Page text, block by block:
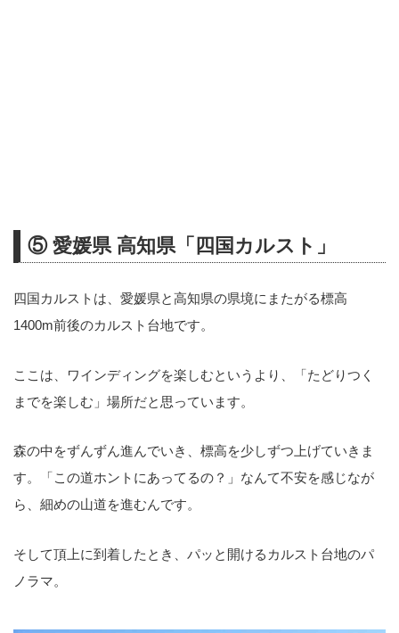
⑤ 愛媛県 高知県「四国カルスト」
四国カルストは、愛媛県と高知県の県境にまたがる標高
1400m前後のカルスト台地です。
ここは、ワインディングを楽しむというより、「たどりつく
までを楽しむ」場所だと思っています。
森の中をずんずん進んでいき、標高を少しずつ上げていきま
す。「この道ホントにあってるの？」なんて不安を感じなが
ら、細めの山道を進むんです。
そして頂上に到着したとき、パッと開けるカルスト台地のパ
ノラマ。